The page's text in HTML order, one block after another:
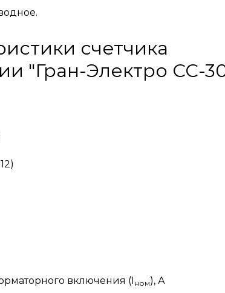
счетчика
"Гран-Электро СС-
включения (I ном), А